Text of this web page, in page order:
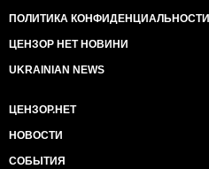
ПОЛИТИКА КОНФИДЕНЦИАЛЬНОСТИ
ЦЕНЗОР НЕТ НОВИНИ
UKRAINIAN NEWS
ЦЕНЗОР.НЕТ
НОВОСТИ
СОБЫТИЯ